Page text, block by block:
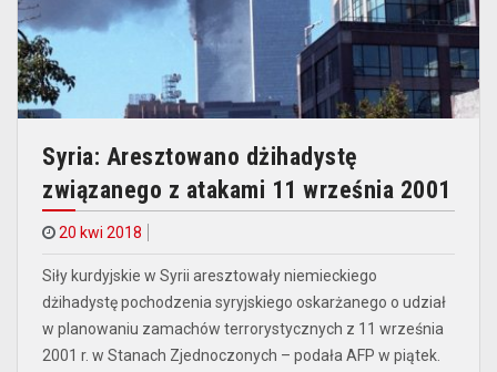
Syria: Aresztowano dżihadystę
związanego z atakami 11 września 2001
20 kwi 2018
Siły kurdyjskie w Syrii aresztowały niemieckiego
dżihadystę pochodzenia syryjskiego oskarżanego o udział
w planowaniu zamachów terrorystycznych z 11 września
2001 r. w Stanach Zjednoczonych – podała AFP w piątek.